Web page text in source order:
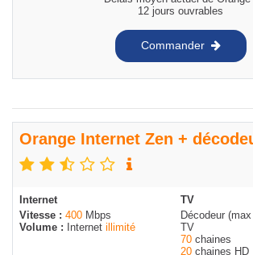
12 jours ouvrables
Commander
Orange Internet Zen +
Internet
Vitesse : 400 Mbps
Volume :
Internet illimité
TV
Décodeur
TV
70 chaines
20 chaines HD